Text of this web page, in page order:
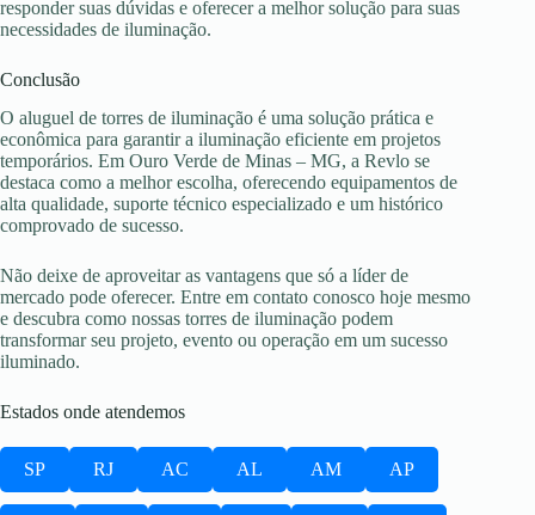
responder suas dúvidas e oferecer a melhor solução para suas
necessidades de iluminação.
Conclusão
O aluguel de torres de iluminação é uma solução prática e
econômica para garantir a iluminação eficiente em projetos
temporários. Em Ouro Verde de Minas – MG, a Revlo se
destaca como a melhor escolha, oferecendo equipamentos de
alta qualidade, suporte técnico especializado e um histórico
comprovado de sucesso.
Não deixe de aproveitar as vantagens que só a líder de
mercado pode oferecer. Entre em contato conosco hoje mesmo
e descubra como nossas torres de iluminação podem
transformar seu projeto, evento ou operação em um sucesso
iluminado.
Estados onde atendemos
SP RJ AC AL AM AP